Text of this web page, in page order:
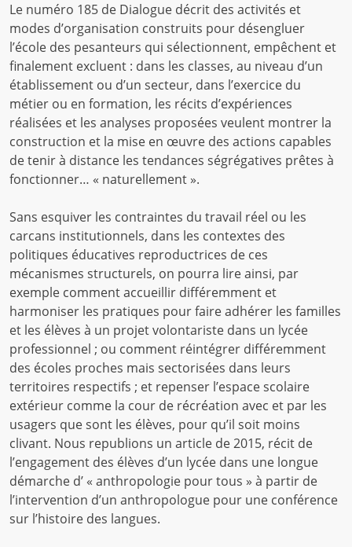
Le numéro 185 de Dialogue décrit des activités et
modes d’organisation construits pour désengluer
l’école des pesanteurs qui sélectionnent, empêchent et
finalement excluent : dans les classes, au niveau d’un
établissement ou d’un secteur, dans l’exercice du
métier ou en formation, les récits d’expériences
réalisées et les analyses proposées veulent montrer la
construction et la mise en œuvre des actions capables
de tenir à distance les tendances ségrégatives prêtes à
fonctionner… « naturellement ».
Sans esquiver les contraintes du travail réel ou les
carcans institutionnels, dans les contextes des
politiques éducatives reproductrices de ces
mécanismes structurels, on pourra lire ainsi, par
exemple comment accueillir différemment et
harmoniser les pratiques pour faire adhérer les familles
et les élèves à un projet volontariste dans un lycée
professionnel ; ou comment réintégrer différemment
des écoles proches mais sectorisées dans leurs
territoires respectifs ; et repenser l’espace scolaire
extérieur comme la cour de récréation avec et par les
usagers que sont les élèves, pour qu’il soit moins
clivant. Nous republions un article de 2015, récit de
l’engagement des élèves d’un lycée dans une longue
démarche d’ « anthropologie pour tous » à partir de
l’intervention d’un anthropologue pour une conférence
sur l’histoire des langues.